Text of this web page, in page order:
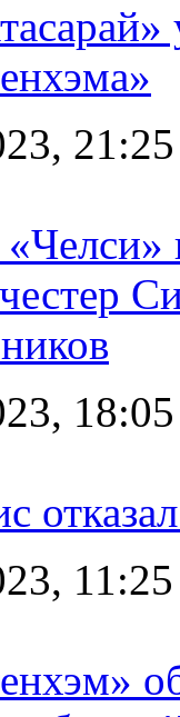
21:25
18:05
11:25